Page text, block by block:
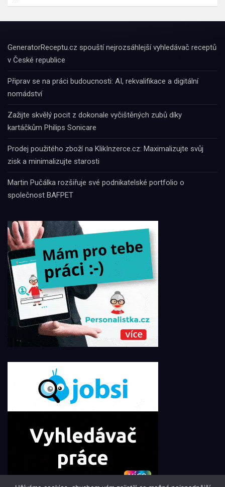
GeneratorReceptu.cz spouští nejrozsáhlejší vyhledávač receptů
v České republice
Připrav se na práci budoucnosti: AI, rekvalifikace a digitální
nomádství
Zažijte skvělý pocit z dokonale vyčištěných zubů díky
kartáčkům Philips Sonicare
Prodej použitého zboží na KlikInzerce.cz: Maximalizujte svůj
zisk a minimalizujte starosti
Martin Pučálka rozšiřuje své podnikatelské portfolio o
společnost BAFPET